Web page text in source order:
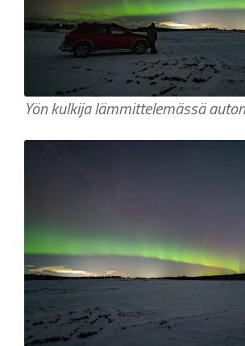
Yön kulkija lämmittelemässä